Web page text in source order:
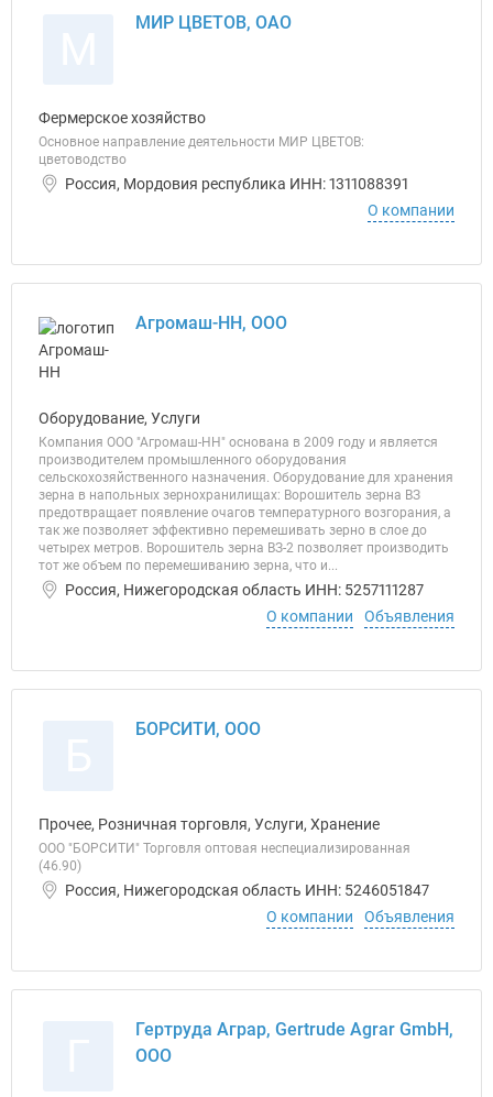
МИР ЦВЕТОВ, ОАО
Фермерское хозяйство
Основное направление деятельности МИР ЦВЕТОВ:
цветоводство
Россия, Мордовия республика ИНН: 1311088391
О компании
Агромаш-НН, ООО
Оборудование, Услуги
Компания ООО "Агромаш-НН" основана в 2009 году и является
производителем промышленного оборудования
сельскохозяйственного назначения. Оборудование для хранения
зерна в напольных зернохранилищах: Ворошитель зерна ВЗ
предотвращает появление очагов температурного возгорания, а
так же позволяет эффективно перемешивать зерно в слое до
четырех метров. Ворошитель зерна ВЗ-2 позволяет производить
тот же объем по перемешиванию зерна, что и...
Россия, Нижегородская область ИНН: 5257111287
О компании
Объявления
БОРСИТИ, ООО
Прочее, Розничная торговля, Услуги, Хранение
ООО "БОРСИТИ" Торговля оптовая неспециализированная
(46.90)
Россия, Нижегородская область ИНН: 5246051847
О компании
Объявления
Гертруда Аграр, Gertrude Agrar GmbH,
ООО